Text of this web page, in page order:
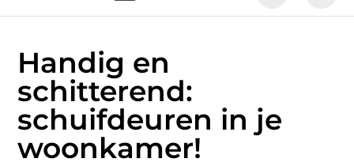
Handig en
schitterend:
schuifdeuren in je
woonkamer!